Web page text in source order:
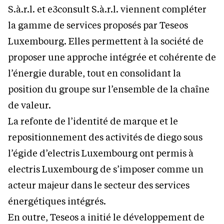
S.à.r.l. et e3consult S.à.r.l. viennent compléter
la gamme de services proposés par Teseos
Luxembourg. Elles permettent à la société de
proposer une approche intégrée et cohérente de
l’énergie durable, tout en consolidant la
position du groupe sur l’ensemble de la chaîne
de valeur.
La refonte de l’identité de marque et le
repositionnement des activités de diego sous
l’égide d’electris Luxembourg ont permis à
electris Luxembourg de s’imposer comme un
acteur majeur dans le secteur des services
énergétiques intégrés.
En outre, Teseos a initié le développement de